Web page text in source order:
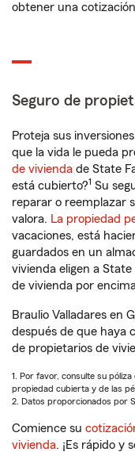
obtener una
Seguro de
Proteja sus
que la vida le pueda
de vivienda de State
está cubierto?1 Su
reparar o reemplazar
valora. La propiedad
vacaciones, está
guardados en un
vivienda eligen a
de vivienda por
Braulio Valladares en
después de que haya
de propietarios de
1. Por favor, consulte su
propiedad cubierta y de las
2. Datos proporcionados por
Comience su
vivienda. ¡Es rápido y